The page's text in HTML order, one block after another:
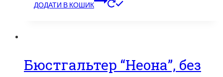
ДОДАТИ В КОШИК
Бюстгальтер “Неона”, без